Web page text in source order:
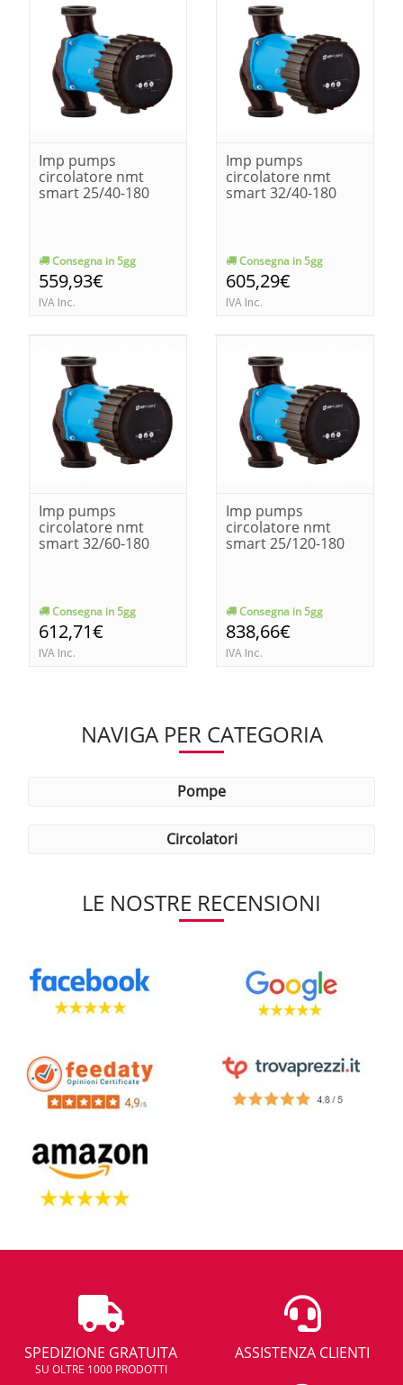
Imp pumps
circolatore nmt
smart 25/40-180
Consegna in 5gg
559,93€
IVA Inc.
Imp pumps
circolatore nmt
smart 32/40-180
Consegna in 5gg
605,29€
IVA Inc.
Imp pumps
circolatore nmt
smart 32/60-180
Consegna in 5gg
612,71€
IVA Inc.
Imp pumps
circolatore nmt
smart 25/120-180
Consegna in 5gg
838,66€
IVA Inc.
NAVIGA PER CATEGORIA
pompe
circolatori
LE NOSTRE RECENSIONI
SPEDIZIONE GRATUITA
SU OLTRE 1000 PRODOTTI
ASSISTENZA CLIENTI